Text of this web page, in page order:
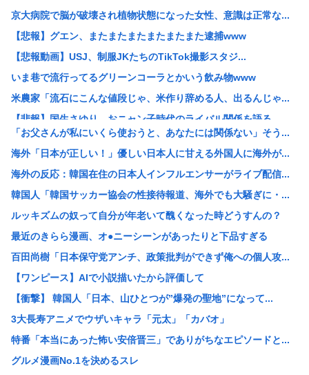
京大病院で脳が破壊され植物状態になった女性、意識は正常な...
【悲報】グエン、またまたまたまたまたまた逮捕www
【悲報動画】USJ、制服JKたちのTikTok撮影スタジ...
いま巷で流行ってるグリーンコーラとかいう飲み物www
米農家「流石にこんな値段じゃ、米作り辞める人、出るんじゃ...
【悲報】国生さゆり、おニャン子時代のライバル関係を語る ...
【悲報】飯田圭織さん、45歳の誕生日「年齢イジリはほどほ...
【画像】令和の中学生、めちゃくちゃイチャイチャしていた
【画像あり】女子大生「長岡の花火行ってきた」 花火を見せ...
お前らが知っているちょっとした雑学
佐藤二朗、橋本愛との騒動で主演映画が完全白紙へｗｗｗｗｗ
韓国人「不正選挙の背後に中国がいると主張する米国人教授に...
【腹筋崩壊】見た瞬間吹いた画像を貼っていくスレwww
【画像】Z世代が恋人に求める年収ラインがこれｗ
【画像】ナイトスクープの中1JCが彼氏に素顔見せたことが...
八村、ネトウヨから差別を受けていた
【画像】東京人「ﾊｧﾊｧ…ついに家建てたぞ！」
【悲報】ワイの家、壁の裏からカサカサ音がして終わるwww
「お父さんが私にいくら使おうと、あなたには関係ない」そう...
海外「日本が正しい！」優しい日本人に甘える外国人に海外が...
海外の反応：韓国在住の日本人インフルエンサーがライブ配信...
韓国人「韓国サッカー協会の性接待報道、海外でも大騒ぎに・...
ルッキズムの奴って自分が年老いて醜くなった時どうすんの？
最近のきらら漫画、オ●ニーシーンがあったりと下品すぎる
百田尚樹「日本保守党アンチ、政策批判ができず俺への個人攻...
【ワンピース】AIで小説描いたから評価して
【衝撃】 韓国人「日本、山ひとつが”爆発の聖地”になって...
3大長寿アニメでウザいキャラ「元太」「カバオ」
特番「本当にあった怖い安倍晋三」でありがちなエピソードと...
グルメ漫画No.1を決めるスレ